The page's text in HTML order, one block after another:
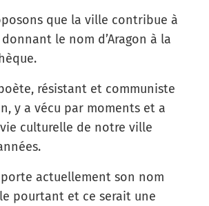
que la ville contribue à
le nom d’Aragon à la
résistant et communiste
y a vécu par moments et a
culturelle de notre ville
actuellement son nom
pourtant et ce serait une